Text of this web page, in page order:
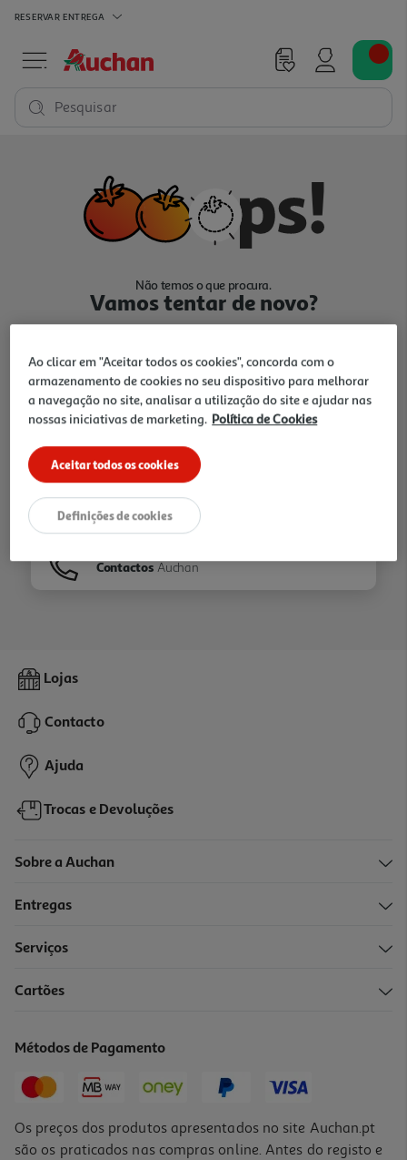
RESERVAR ENTREGA
Pesquisar
Não temos o que procura.
Vamos tentar de novo?
Ir para Homepage
Folhetos
Contactos Auchan
Lojas
Contacto
Ajuda
Trocas e Devoluções
Sobre a Auchan
Entregas
Serviços
Cartões
Métodos de Pagamento
Os preços dos produtos apresentados no site Auchan.pt
são os praticados nas compras online. Antes do registo e
Ao clicar em "Aceitar todos os cookies", concorda com o
armazenamento de cookies no seu dispositivo para melhorar
a navegação no site, analisar a utilização do site e ajudar nas
nossas iniciativas de marketing. Política de Cookies
Aceitar todos os cookies
Definições de cookies